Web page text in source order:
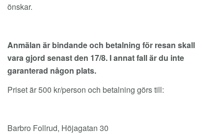
önskar.
Anmälan är bindande och betalning för resan skall
vara gjord senast den 17/8. I annat fall är du inte
garanterad någon plats.
Priset är 500 kr/person och betalning görs till:
Barbro Follrud, Höjagatan 30